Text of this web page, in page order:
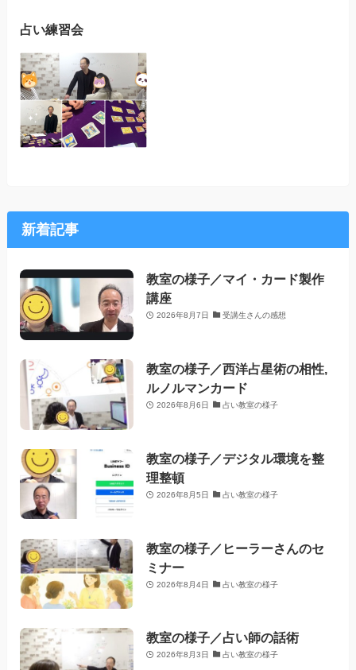
占い練習会
新着記事
教室の様子／マイ・カード製作
講座
2026年8月7日 受講生さんの感想
教室の様子／西洋占星術の相性,
ルノルマンカード
2026年8月6日 占い教室の様子
教室の様子／デジタル環境を整
理整頓
2026年8月5日 占い教室の様子
教室の様子／ヒーラーさんのセ
ミナー
2026年8月4日 占い教室の様子
教室の様子／占い師の話術
2026年8月3日 占い教室の様子